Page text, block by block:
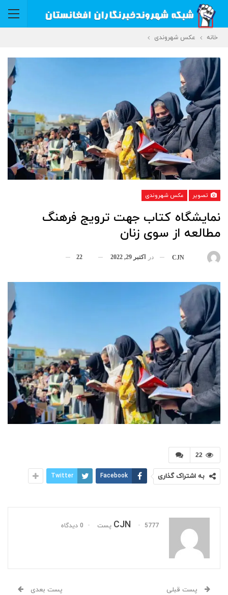
خانه عکس شهروندی
تصویر عکس شهروندی
نمایشگاه کتاب جهت ترویج فرهنگ
مطالعه از سوی زنان
CJN در اکتبر 29, 2022 22
22
به اشتراک گذاری Facebook
Twitter
CJN 5777 پست 0 دیدگاه
پست قبلی پست بعدی